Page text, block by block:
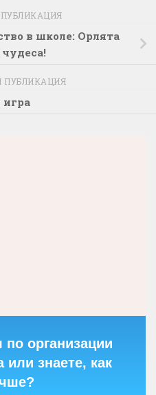
в школе: Орлята
игра
организации
или знаете, как